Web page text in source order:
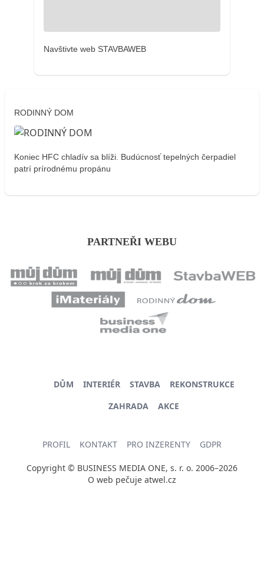
Navštivte web STAVBAWEB
RODINNÝ DOM
Koniec HFC chladív sa blíži. Budúcnosť tepelných čerpadiel
patrí prírodnému propánu
PARTNEŘI WEBU
DŮM INTERIÉR STAVBA
REKONSTRUKCE
ZAHRADA
AKCE
PROFIL KONTAKT PRO INZERENTY GDPR
Copyright © BUSINESS MEDIA ONE, s. r. o. 2006–2026